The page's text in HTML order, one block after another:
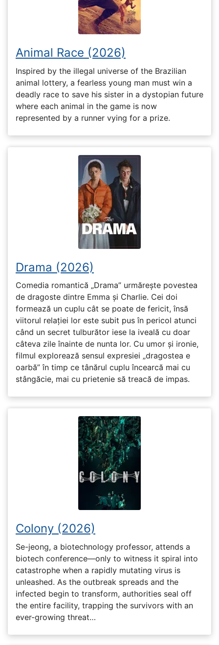
Animal Race (2026)
Inspired by the illegal universe of the Brazilian
animal lottery, a fearless young man must win a
deadly race to save his sister in a dystopian future
where each animal in the game is now
represented by a runner vying for a prize.
Drama (2026)
Comedia romantică „Drama” urmărește povestea
de dragoste dintre Emma și Charlie. Cei doi
formează un cuplu cât se poate de fericit, însă
viitorul relației lor este subit pus în pericol atunci
când un secret tulburător iese la iveală cu doar
câteva zile înainte de nunta lor. Cu umor și ironie,
filmul explorează sensul expresiei „dragostea e
oarbă” în timp ce tânărul cuplu încearcă mai cu
stângăcie, mai cu prietenie să treacă de impas.
Colony (2026)
Se-jeong, a biotechnology professor, attends a
biotech conference—only to witness it spiral into
catastrophe when a rapidly mutating virus is
unleashed. As the outbreak spreads and the
infected begin to transform, authorities seal off
the entire facility, trapping the survivors with an
ever-growing threat…